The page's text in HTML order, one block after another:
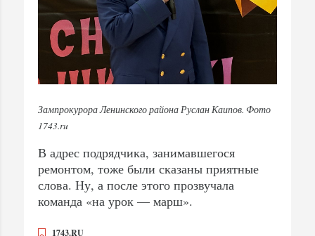
Зампрокурора Ленинского района Руслан Каипов. Фото
1743.ru
В адрес подрядчика, занимавшегося
ремонтом, тоже были сказаны приятные
слова. Ну, а после этого прозвучала
команда «на урок — марш».
1743.RU